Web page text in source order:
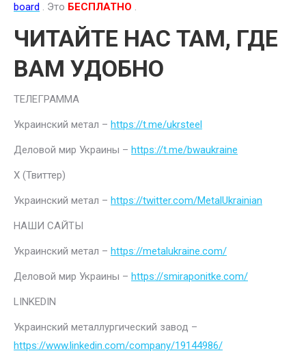
board . Это БЕСПЛАТНО .
ЧИТАЙТЕ НАС ТАМ, ГДЕ
ВАМ УДОБНО
ТЕЛЕГРАММА
Украинский метал – https://t.me/ukrsteel
Деловой мир Украины – https://t.me/bwaukraine
Х (Твиттер)
Украинский метал – https://twitter.com/MetalUkrainian
НАШИ САЙТЫ
Украинский метал – https://metalukraine.com/
Деловой мир Украины – https://smiraponitke.com/
LINKEDIN
Украинский металлургический завод –
https://www.linkedin.com/company/19144986/